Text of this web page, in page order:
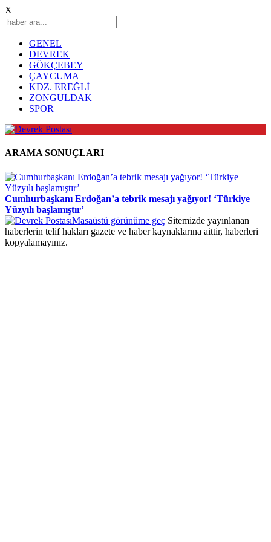
X
GENEL
DEVREK
GÖKÇEBEY
ÇAYCUMA
KDZ. EREĞLİ
ZONGULDAK
SPOR
ARAMA SONUÇLARI
Cumhurbaşkanı Erdoğan’a tebrik mesajı yağıyor! ‘Türkiye
Yüzyılı başlamıştır’
Masaüstü görünüme geç Sitemizde yayınlanan
haberlerin telif hakları gazete ve haber kaynaklarına aittir, haberleri
kopyalamayınız.